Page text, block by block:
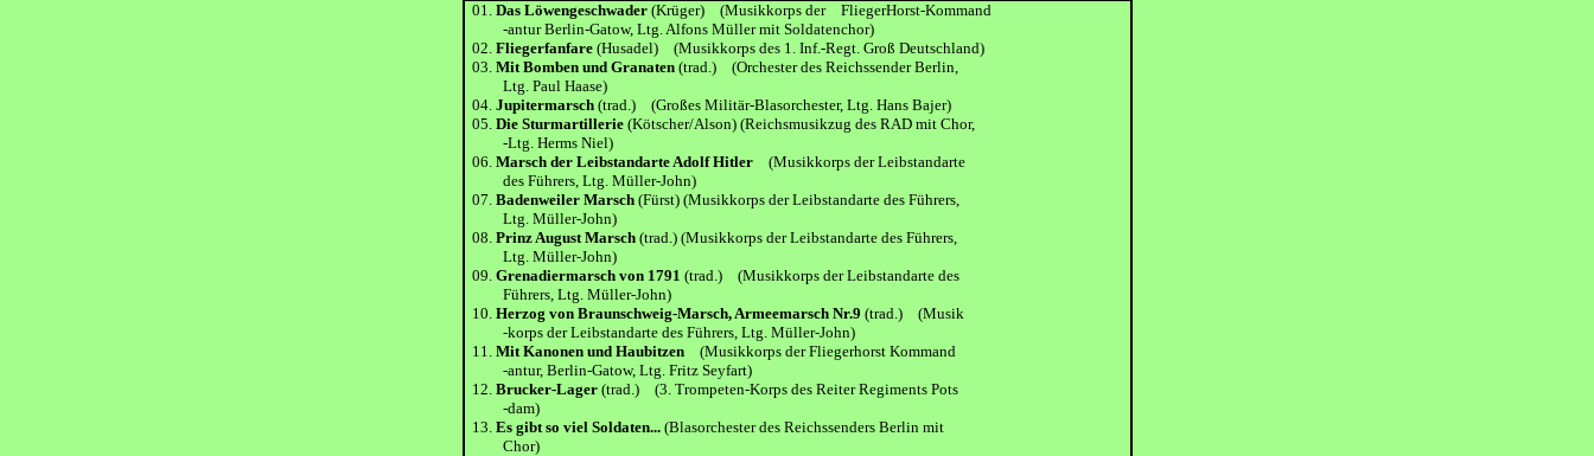
01.Das Löwengeschwader(Krüger) (Musikkorps der FliegerHorst-Kommand
-antur Berlin-Gatow, Ltg. Alfons Müller mit Soldatenchor)
02.Fliegerfanfare(Husadel) (Musikkorps des 1. Inf.-Regt. Groß Deutschland)
03.Mit Bomben und Granaten (trad.) (Orchester des Reichssender Berlin,
Ltg. Paul Haase)
04.Jupitermarsch(trad.) (Großes Militär-Blasorchester, Ltg. Hans Bajer)
05.Die Sturmartillerie(Kötscher/Alson) (Reichsmusikzug des RAD mit Chor,
-Ltg. Herms Niel)
06.Marsch der Leibstandarte Adolf Hitler(Musikkorps der Leibstandarte
des Führers, Ltg. Müller-John)
07.Badenweiler Marsch (Fürst) (Musikkorps der Leibstandarte des Führers,
Ltg. Müller-John)
08.Prinz August Marsch (trad.) (Musikkorps der Leibstandarte des Führers,
Ltg. Müller-John)
09.Grenadiermarsch von 1791(trad.) (Musikkorps der Leibstandarte des
Führers, Ltg. Müller-John)
10.Herzog von Braunschweig-Marsch, Armeemarsch Nr.9(trad.) (Musik
-korps der Leibstandarte des Führers, Ltg. Müller-John)
11.Mit Kanonen und Haubitzen(Musikkorps der Fliegerhorst Kommand
-antur, Berlin-Gatow, Ltg. Fritz Seyfart)
12.Brucker-Lager(trad.) (3. Trompeten-Korps des Reiter Regiments Pots
-dam)
13.Es gibt so viel Soldaten... (Blasorchester des Reichssenders Berlin mit
Chor)